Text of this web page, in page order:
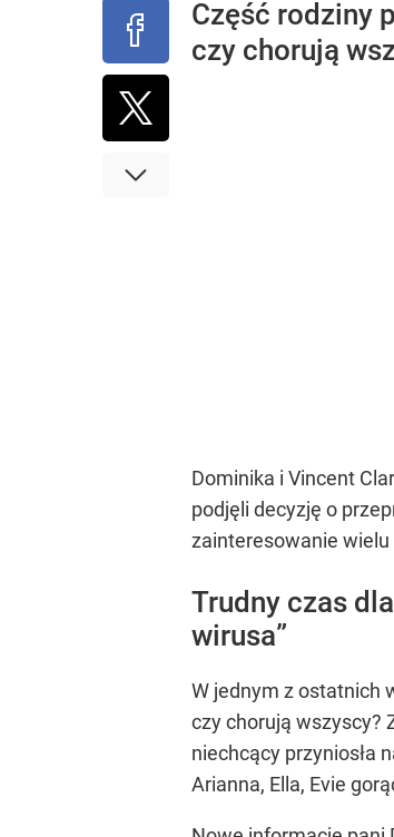
Część rodziny
czy chorują
Dominika i Vincent
podjęli decyzję o
zainteresowanie
Trudny czas
wirusa”
W jednym z ostatnich
czy chorują wszyscy?
niechcący przyniosła
Arianna, Ella, Evie